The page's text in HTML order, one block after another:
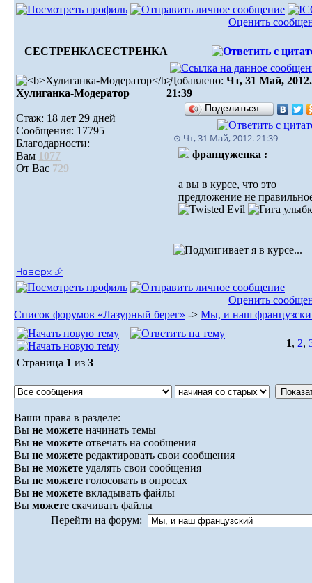
Оценить
CECTPEHKACECTPEHKA
Хулиганка-Модератор
Стаж: 18 лет 29 дней
Сообщения: 17795
Благодарности:
Вам 1077
От Вас 729
Добавлено: Чт, 31 Май, 2012.
21:39
Поделиться…
⊙ Чт, 31 Май, 2012. 21:39
француженка :
а вы в курсе, что это
предложение не
я в курсе...
Наверх ⮵
Оценить
Список форумов «Лазурный берег» -> Мы, и наш
1, 2,
Страница 1 из 3
Ваши права в разделе:
Вы не можете начинать темы
Вы не можете отвечать на сообщения
Вы не можете редактировать свои сообщения
Вы не можете удалять свои сообщения
Вы не можете голосовать в опросах
Вы не можете вкладывать файлы
Вы можете скачивать файлы
Перейти на форум: